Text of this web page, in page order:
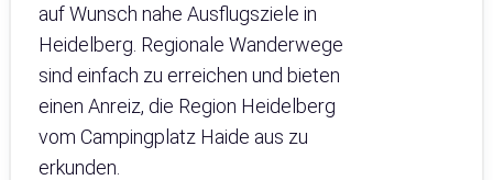
auf Wunsch nahe Ausflugsziele in
Heidelberg. Regionale Wanderwege
sind einfach zu erreichen und bieten
einen Anreiz, die Region Heidelberg
vom Campingplatz Haide aus zu
erkunden.